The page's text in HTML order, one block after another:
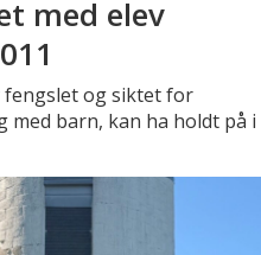
med elev
og siktet for
med barn, kan ha holdt på i